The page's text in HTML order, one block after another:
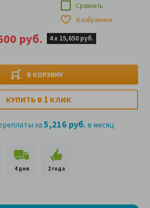
руб. 4 х 15,650 руб.
В КОРЗИНУ
Сравнить
В избранное
КУПИТЬ В 1 КЛИК
за 5,216 руб. в месяц
4 дня 2 года